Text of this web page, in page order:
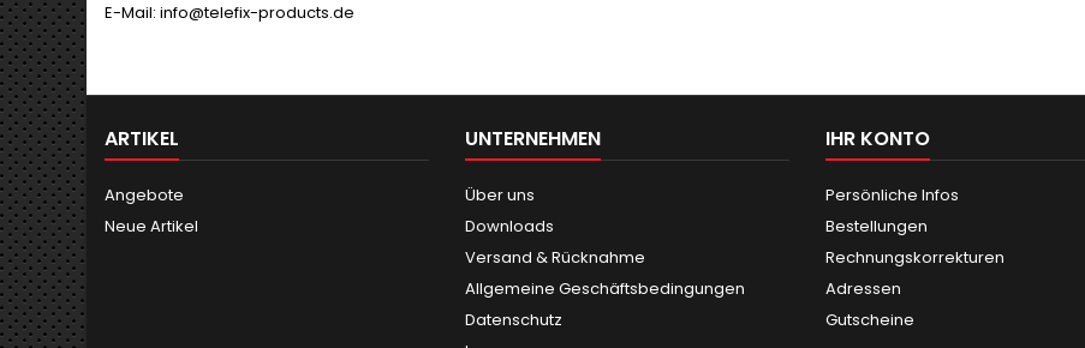
E-Mail: info@telefix-products.de
ARTIKEL
Angebote
Neue Artikel
UNTERNEHMEN
Über uns
Downloads
Versand & Rücknahme
Allgemeine Geschäftsbedingungen
Datenschutz
IHR KONTO
Persönliche Infos
Bestellungen
Rechnungskorrekturen
Adressen
Gutscheine